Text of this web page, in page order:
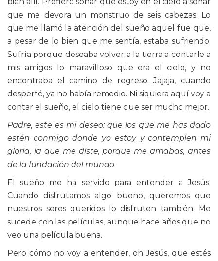
que me devora un monstruo de seis cabezas. Lo
que me llamó la atención del sueño aquel fue que,
a pesar de lo bien que me sentía, estaba sufriendo.
Sufría porque deseaba volver a la tierra a contarle a
mis amigos lo maravilloso que era el cielo, y no
encontraba el camino de regreso. Jajaja, cuando
desperté, ya no había remedio. Ni siquiera aquí voy a
contar el sueño, el cielo tiene que ser mucho mejor.
Padre, este es mi deseo: que los que me has dado
estén conmigo donde yo estoy y contemplen mi
gloria, la que me diste, porque me amabas, antes
de la fundación del mundo.
El sueño me ha servido para entender a Jesús.
Cuando disfrutamos algo bueno, queremos que
nuestros seres queridos lo disfruten también. Me
sucede con las películas, aunque hace años que no
veo una película buena.
Pero cómo no voy a entender, oh Jesús, que estés